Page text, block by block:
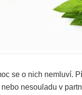
se o nich nemluví.
nesouladu v